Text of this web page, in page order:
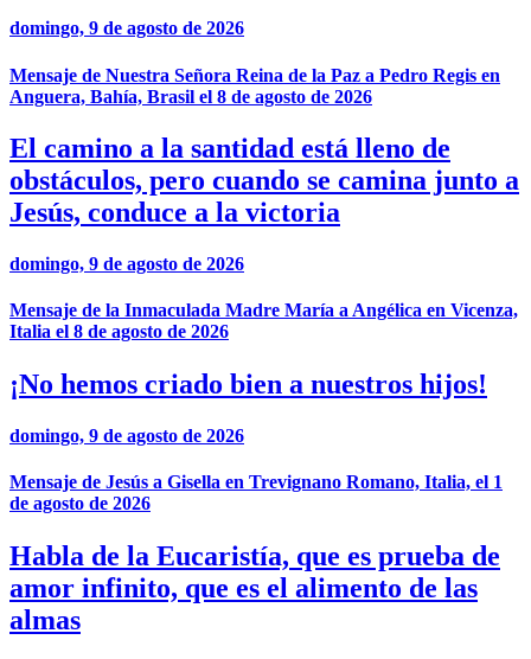
domingo, 9 de agosto de 2026
Mensaje de Nuestra Señora Reina de la Paz a Pedro Regis en
Anguera, Bahía, Brasil el 8 de agosto de 2026
El camino a la santidad está lleno de
obstáculos, pero cuando se camina junto a
Jesús, conduce a la victoria
domingo, 9 de agosto de 2026
Mensaje de la Inmaculada Madre María a Angélica en Vicenza,
Italia el 8 de agosto de 2026
¡No hemos criado bien a nuestros hijos!
domingo, 9 de agosto de 2026
Mensaje de Jesús a Gisella en Trevignano Romano, Italia, el 1
de agosto de 2026
Habla de la Eucaristía, que es prueba de
amor infinito, que es el alimento de las
almas